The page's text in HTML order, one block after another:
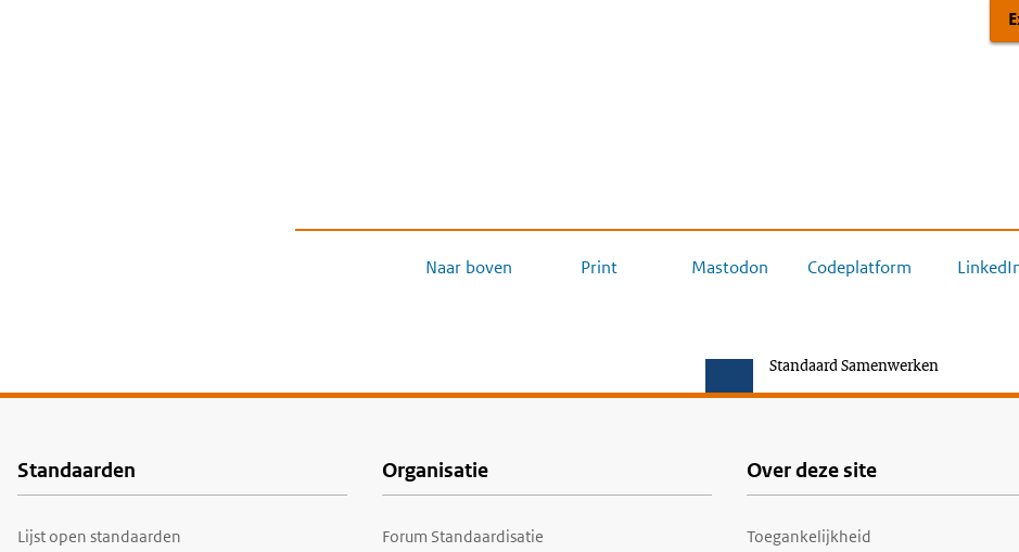
Naar boven Print Mastodon Codeplatform
Standaard Samenwerken
Voet
Standaarden
Lijst open standaarden
Organisatie
Forum Standaardisatie
Over deze site
Toegankelijkheid